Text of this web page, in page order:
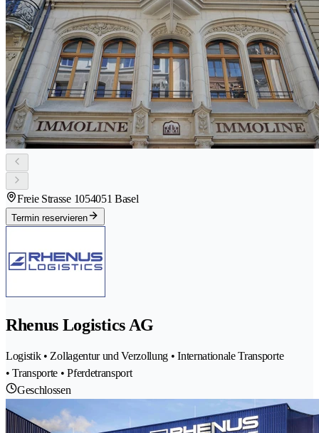
Freie Strasse 1054051 Basel
Termin reservieren
Rhenus Logistics AG
Logistik • Zollagentur und Verzollung • Internationale Transporte
• Transporte • Pferdetransport
Geschlossen